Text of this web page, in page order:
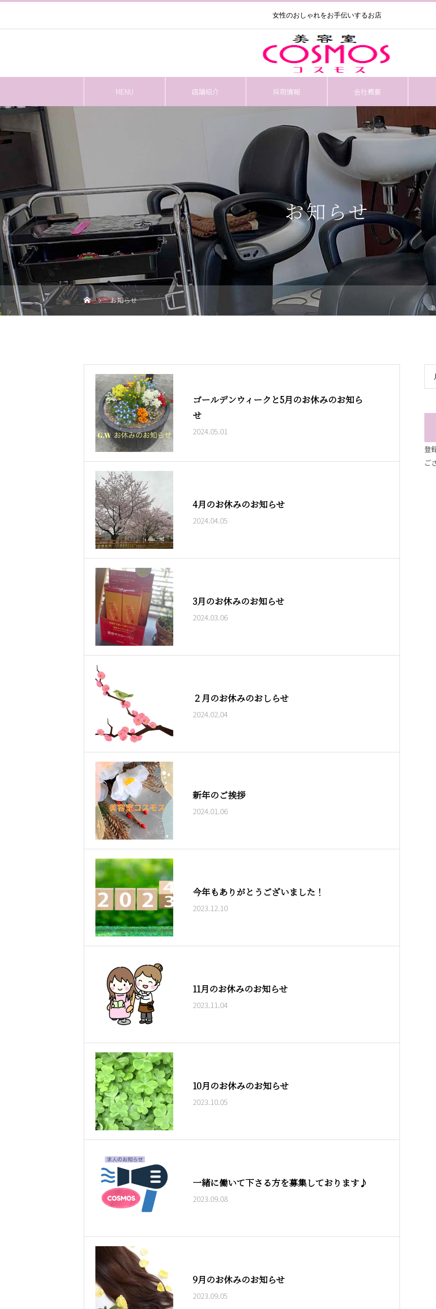
女性のおしゃれをお手伝いするお店
MENU 店舗紹介 採用情報 会社概要
お知らせ
お知らせ
ゴールデンウィークと5月のお休みのお知ら
せ
2024.05.01
4月のお休みのお知らせ
2024.04.05
3月のお休みのお知らせ
2024.03.06
２月のお休みのおしらせ
2024.02.04
新年のご挨拶
2024.01.06
今年もありがとうございました！
2023.12.10
11月のお休みのお知らせ
2023.11.04
10月のお休みのお知らせ
2023.10.05
一緒に働いて下さる方を募集しております♪
2023.09.08
9月のお休みのお知らせ
2023.09.05
登
ご